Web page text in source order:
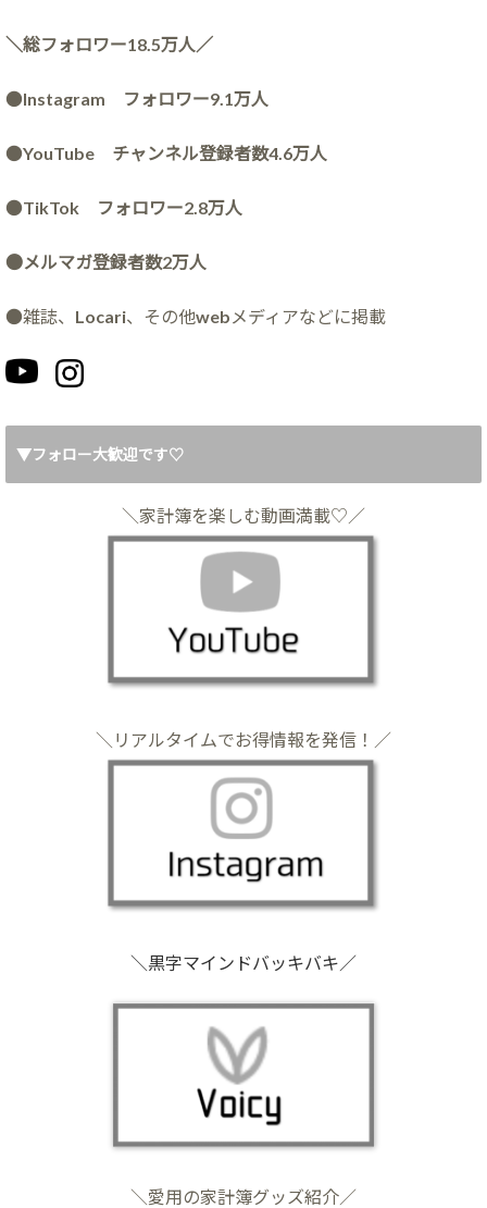
＼総フォロワー18.5万人／
●Instagram フォロワー9.1万人
●YouTube チャンネル登録者数4.6万人
●TikTok フォロワー2.8万人
●メルマガ登録者数2万人
●雑誌、Locari、その他webメディアなどに掲載
▼フォロー大歓迎です♡
＼家計簿を楽しむ動画満載♡／
＼リアルタイムでお得情報を発信！／
＼黒字マインドバッキバキ／
＼愛用の家計簿グッズ紹介／